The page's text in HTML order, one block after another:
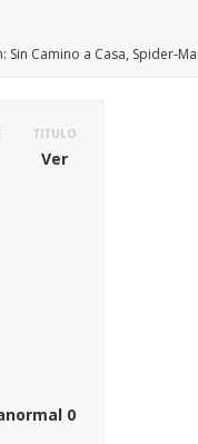
TITULO
Ver
0